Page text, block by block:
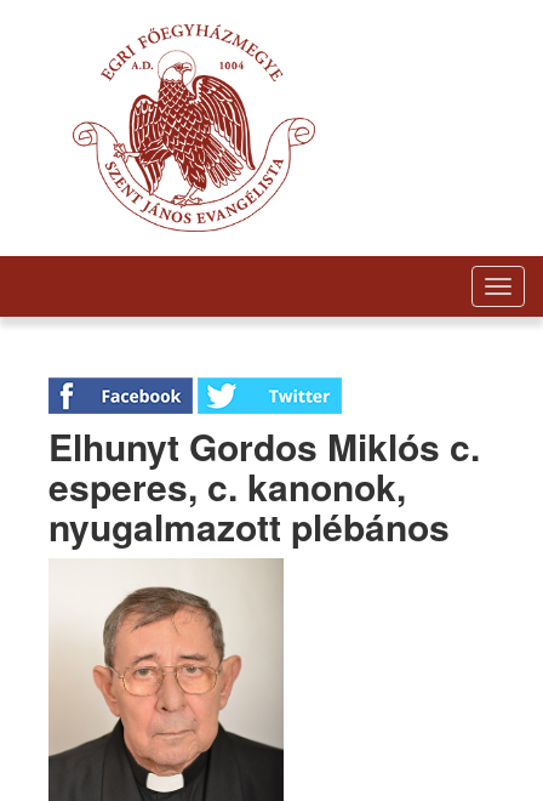
Elhunyt Gordos Miklós c.
esperes, c. kanonok,
nyugalmazott plébános